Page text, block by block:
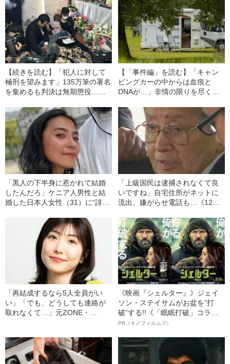
【続きを読む】「犯人に対して
極刑を望みます」135万筆の署名
を集めるも判決は無期懲役…
家族のその後
【「事件編」を読む】「キャン
ピングカーの中からは血痕と
DNAが…」非情の限りを尽くし
殺害《千葉小3女児殺害事件》犯
人男の身勝手
「黒人の下半身に惹かれて結婚
したんだろ」ケニア人男性と結
婚した日本人女性（31）に“誹謗
感じる“外国人差別”のリアル
「上級国民は逮捕されなくて良
いですね」自宅住所がネットに
流出、嫌がらせ電話も…《12人
の長男が直面した「加害者家族
への暴力」
「再結成するなら5人全員がい
い」「でも、どうしても連絡が
取れなくて…」元ZONE・
理由
《映画『シェルター』》ジェイ
ソン・ステイサムがお盆を“打
破”する!!《「眠眠打破」コラ
ボ》
PR（キノフィルムズ）